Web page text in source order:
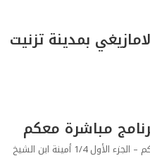
بمدينة تزنيت
مباشرة معكم
أمينة ابن الشيخ ضيفة برنامج مباشرة معكم – الجزء الأول 1/4 أمينة ابن الشيخ